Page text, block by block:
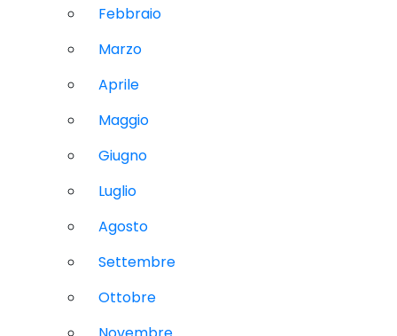
Febbraio
Marzo
Aprile
Maggio
Giugno
Luglio
Agosto
Settembre
Ottobre